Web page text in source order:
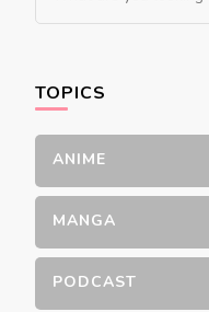
for
TOPICS
ANIME
MANGA
PODCAST